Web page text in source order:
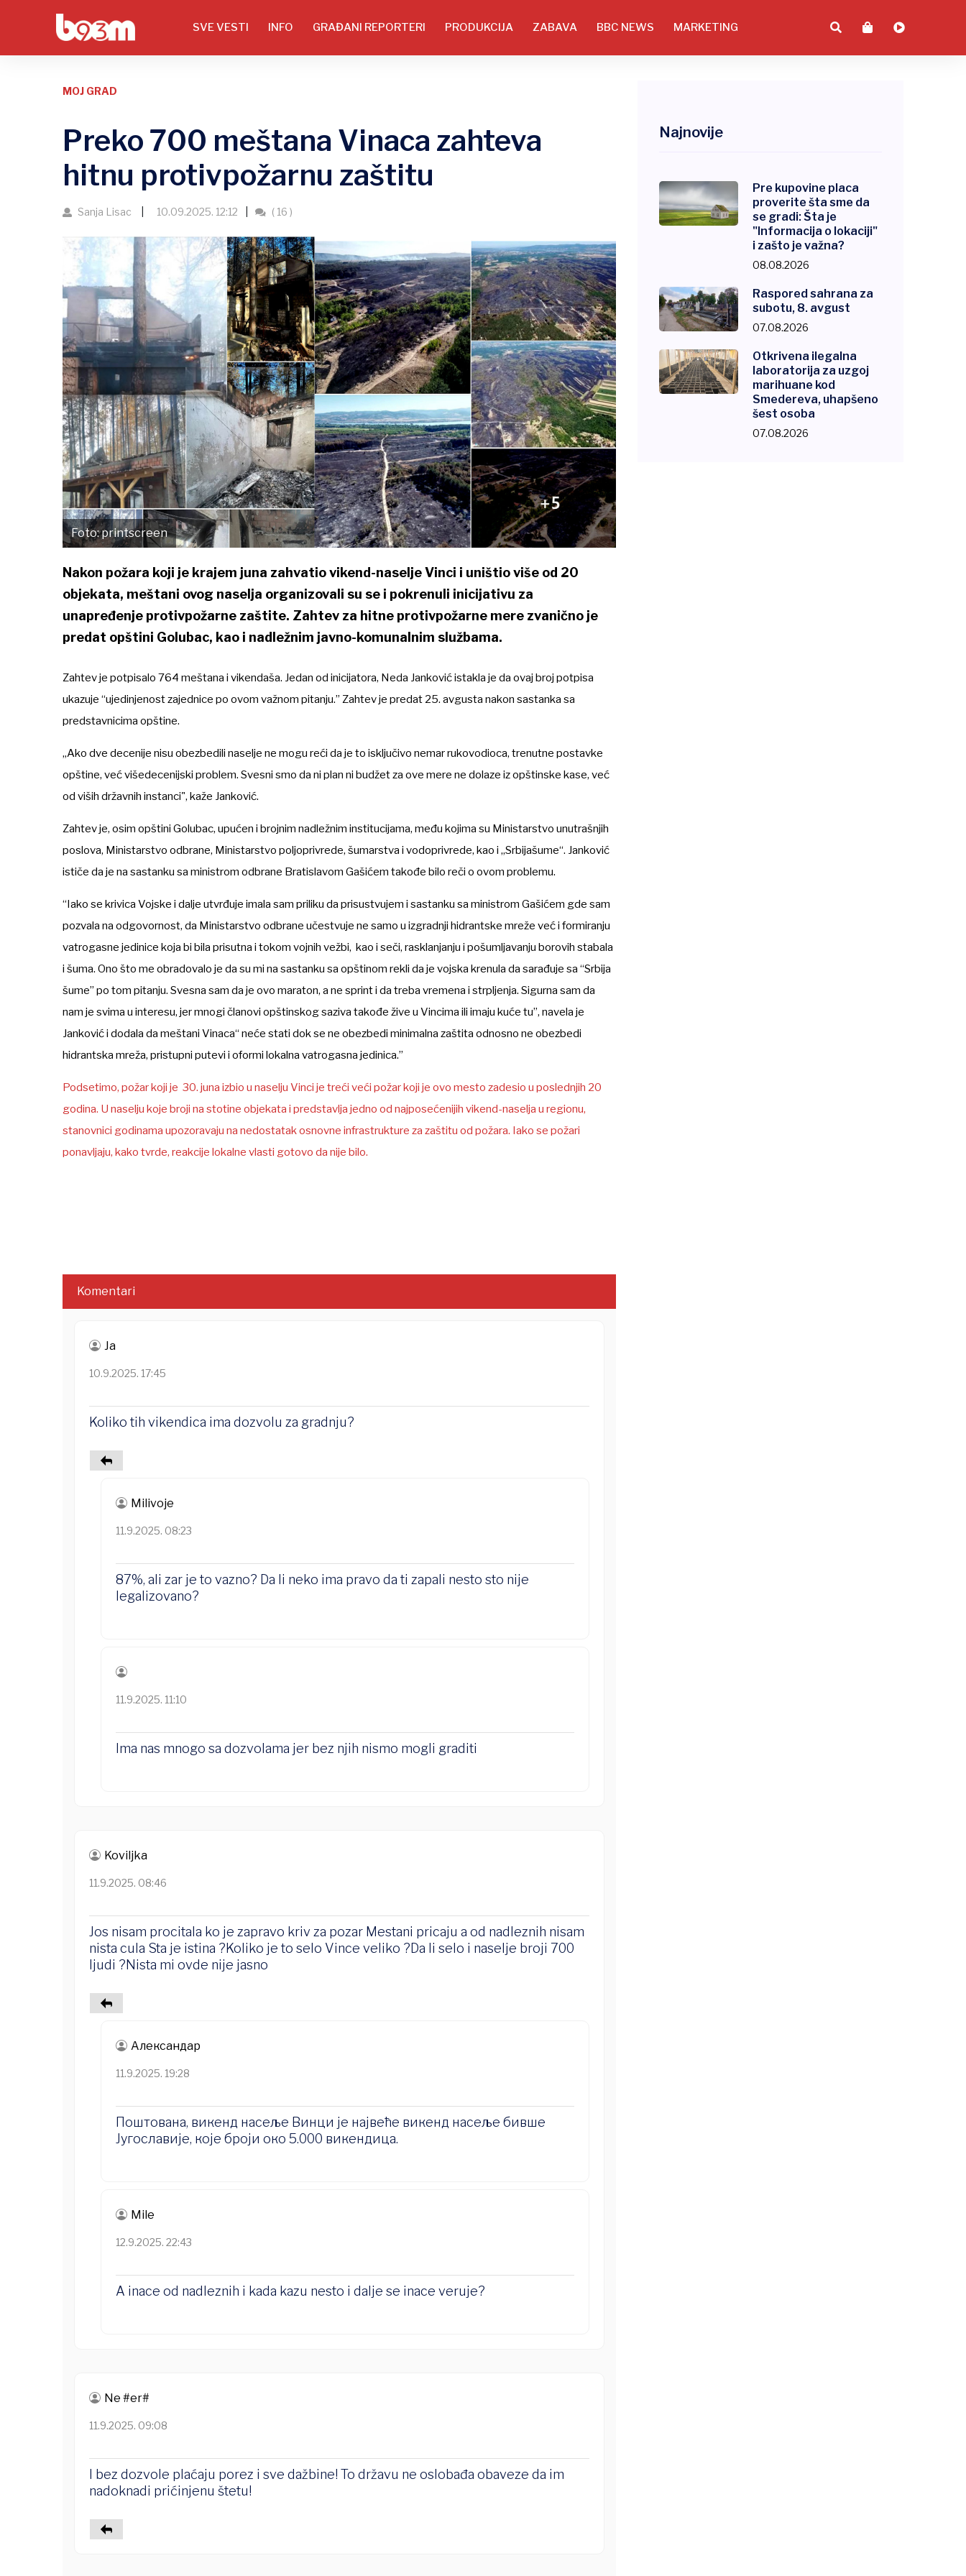
SVE VESTI INFO GRAĐANI REPORTERI PRODUKCIJA ZABAVA BBC NEWS MARKETING
MOJ GRAD
Preko 700 meštana Vinaca zahteva
hitnu protivpožarnu zaštitu
Sanja Lisac 10.09.2025. 12:12 ( 16 )
Foto: printscreen
Nakon požara koji je krajem juna zahvatio vikend-naselje Vinci i uništio više od 20
objekata, meštani ovog naselja organizovali su se i pokrenuli inicijativu za
unapređenje protivpožarne zaštite. Zahtev za hitne protivpožarne mere zvanično je
predat opštini Golubac, kao i nadležnim javno-komunalnim službama.
Zahtev je potpisalo 764 meštana i vikendaša. Jedan od inicijatora, Neda Janković istakla je da ovaj broj potpisa
ukazuje “ujedinjenost zajednice po ovom važnom pitanju.” Zahtev je predat 25. avgusta nakon sastanka sa
predstavnicima opštine.
„Ako dve decenije nisu obezbedili naselje ne mogu reći da je to isključivo nemar rukovodioca, trenutne postavke
opštine, već višedecenijski problem. Svesni smo da ni plan ni budžet za ove mere ne dolaze iz opštinske kase, već
od viših državnih instanci", kaže Janković.
Zahtev je, osim opštini Golubac, upućen i brojnim nadležnim institucijama, među kojima su Ministarstvo unutrašnjih
poslova, Ministarstvo odbrane, Ministarstvo poljoprivrede, šumarstva i vodoprivrede, kao i „Srbijašume“. Janković
ističe da je na sastanku sa ministrom odbrane Bratislavom Gašićem takođe bilo reči o ovom problemu.
“Iako se krivica Vojske i dalje utvrđuje imala sam priliku da prisustvujem i sastanku sa ministrom Gašićem gde sam
pozvala na odgovornost, da Ministarstvo odbrane učestvuje ne samo u izgradnji hidrantske mreže već i formiranju
vatrogasne jedinice koja bi bila prisutna i tokom vojnih vežbi, kao i seči, rasklanjanju i pošumljavanju borovih stabala
i šuma. Ono što me obradovalo je da su mi na sastanku sa opštinom rekli da je vojska krenula da sarađuje sa “Srbija
šume” po tom pitanju. Svesna sam da je ovo maraton, a ne sprint i da treba vremena i strpljenja. Sigurna sam da
nam je svima u interesu, jer mnogi članovi opštinskog saziva takođe žive u Vincima ili imaju kuće tu”, navela je
Janković i dodala da meštani Vinaca“ neće stati dok se ne obezbedi minimalna zaštita odnosno ne obezbedi
hidrantska mreža, pristupni putevi i oformi lokalna vatrogasna jedinica.”
Podsetimo, požar koji je 30. juna izbio u naselju Vinci je treći veći požar koji je ovo mesto zadesio u poslednjih 20
godina. U naselju koje broji na stotine objekata i predstavlja jedno od najposećenijih vikend-naselja u regionu,
stanovnici godinama upozoravaju na nedostatak osnovne infrastrukture za zaštitu od požara. Iako se požari
ponavljaju, kako tvrde, reakcije lokalne vlasti gotovo da nije bilo.
Komentari
Ja
10.9.2025. 17:45
Koliko tih vikendica ima dozvolu za gradnju?
Milivoje
11.9.2025. 08:23
87%, ali zar je to vazno? Da li neko ima pravo da ti zapali nesto sto nije
legalizovano?
11.9.2025. 11:10
Ima nas mnogo sa dozvolama jer bez njih nismo mogli graditi
Koviljka
11.9.2025. 08:46
Jos nisam procitala ko je zapravo kriv za pozar Mestani pricaju a od nadleznih nisam
nista cula Sta je istina ?Koliko je to selo Vince veliko ?Da li selo i naselje broji 700
ljudi ?Nista mi ovde nije jasno
Александар
11.9.2025. 19:28
Поштована, викенд насеље Винци је највеће викенд насеље бивше
Југославије, које броји око 5.000 викендица.
Mile
12.9.2025. 22:43
A inace od nadleznih i kada kazu nesto i dalje se inace veruje?
Ne #er#
11.9.2025. 09:08
I bez dozvole plaćaju porez i sve dažbine! To državu ne oslobađa obaveze da im
nadoknadi prićinjenu štetu!
Najnovije
Pre kupovine placa
proverite šta sme da
se gradi: Šta je
"Informacija o lokaciji"
i zašto je važna?
08.08.2026
Raspored sahrana za
subotu, 8. avgust
07.08.2026
Otkrivena ilegalna
laboratorija za uzgoj
marihuane kod
Smedereva, uhapšeno
šest osoba
07.08.2026